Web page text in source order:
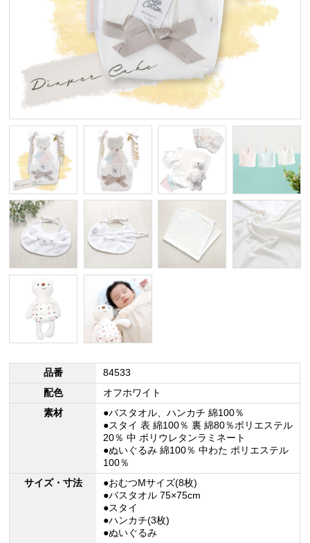
品番
84533
配色
オフホワイト
素材
●バスタオル、ハンカチ 綿100％
●スタイ 表 綿100％ 裏 綿80％ポリエステル
20％ 中 ポリウレタンラミネート
●ぬいぐるみ 綿100％ 中わた ポリエステル
100％
サイズ・寸法
●おむつMサイズ(8枚)
●バスタオル 75×75cm
●スタイ
●ハンカチ(3枚)
●ぬいぐるみ